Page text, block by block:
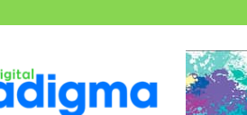
Paradigma